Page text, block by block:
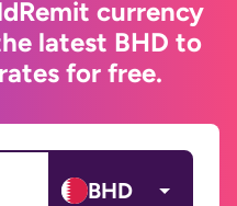
currency
latest BHD to
for free.
BHD